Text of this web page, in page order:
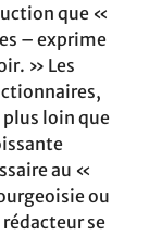
que «
– exprime
» Les
loin que
au «
ou
se